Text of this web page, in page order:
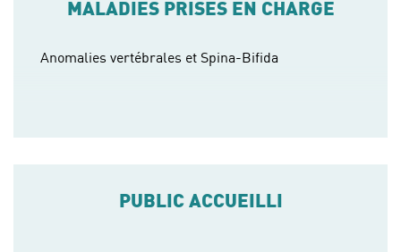
MALADIES PRISES EN CHARGE
Anomalies vertébrales et Spina-Bifida
PUBLIC ACCUEILLI